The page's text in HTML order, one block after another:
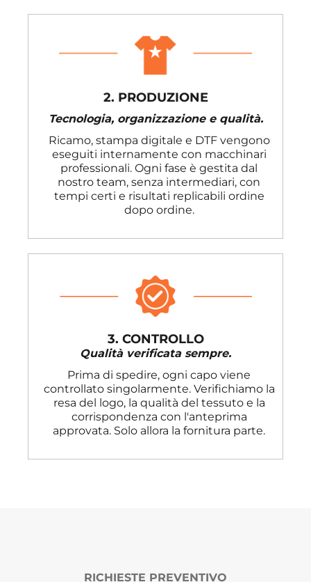
2. PRODUZIONE
Tecnologia, organizzazione e qualità.
Ricamo, stampa digitale e DTF vengono
eseguiti internamente con macchinari
professionali. Ogni fase è gestita dal
nostro team, senza intermediari, con
tempi certi e risultati replicabili ordine
dopo ordine.
3. CONTROLLO
Qualità verificata sempre.
Prima di spedire, ogni capo viene
controllato singolarmente. Verifichiamo la
resa del logo, la qualità del tessuto e la
corrispondenza con l'anteprima
approvata. Solo allora la fornitura parte.
RICHIESTE PREVENTIVO